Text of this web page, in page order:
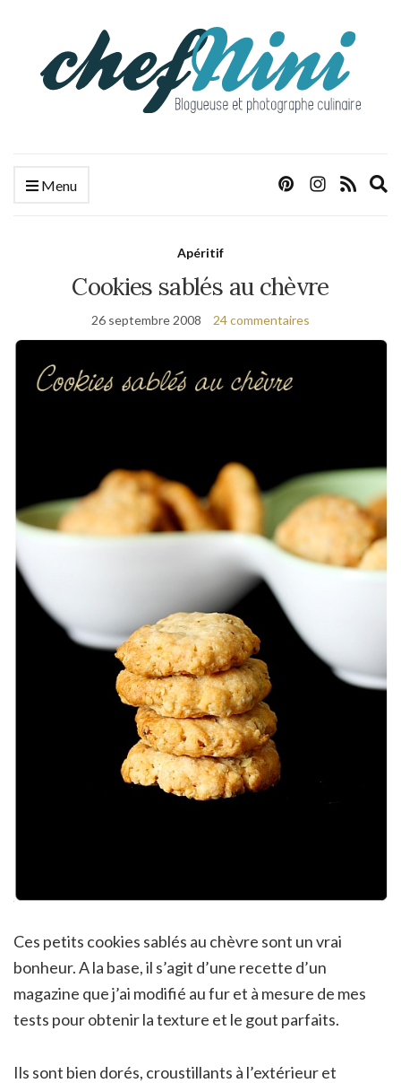
Menu
Apéritif
Cookies sablés au chèvre
26 septembre 2008 24 commentaires
Ces petits cookies sablés au chèvre sont un vrai
bonheur. A la base, il s’agit d’une recette d’un
magazine que j’ai modifié au fur et à mesure de mes
tests pour obtenir la texture et le gout parfaits.
Ils sont bien dorés, croustillants à l’extérieur et